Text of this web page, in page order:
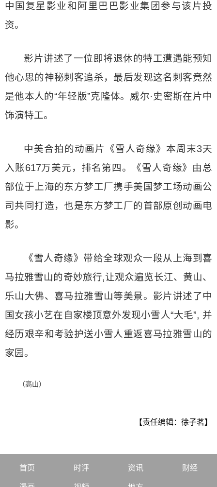
中国复星影业和阿里巴巴影业集团参与该片投
资。
影片讲述了一位即将退休的特工遭遇能预知
他心思的神秘刺客追杀，最后发现这名刺客竟然
是他本人的“年轻版”克隆体。威尔·史密斯在片中
饰演特工。
中美合拍的动画片《雪人奇缘》本周末3天
入账617万美元，排名第四。《雪人奇缘》由总
部位于上海的东方梦工厂携手美国梦工场动画公
司共同打造，也是东方梦工厂的首部原创动画电
影。
《雪人奇缘》带给全球观众一段从上海到喜
马拉雅雪山的奇妙旅行,让观众遍览长江、黄山、
乐山大佛、喜马拉雅雪山等美景。影片讲述了中
国女孩小艺在自家楼顶意外发现小雪人“大毛”, 并
经历艰辛和考验护送小雪人重返喜马拉雅雪山的
家园。
（高山）
【责任编辑：徐子茗】
首页 时评 资讯 财经